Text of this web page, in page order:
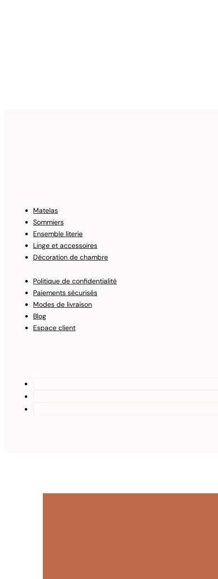
Matelas
Sommiers
Ensemble literie
Linge et accessoires
Décoration de chambre
Politique de confidentialité
Paiements sécurisés
Modes de livraison
Blog
Espace client